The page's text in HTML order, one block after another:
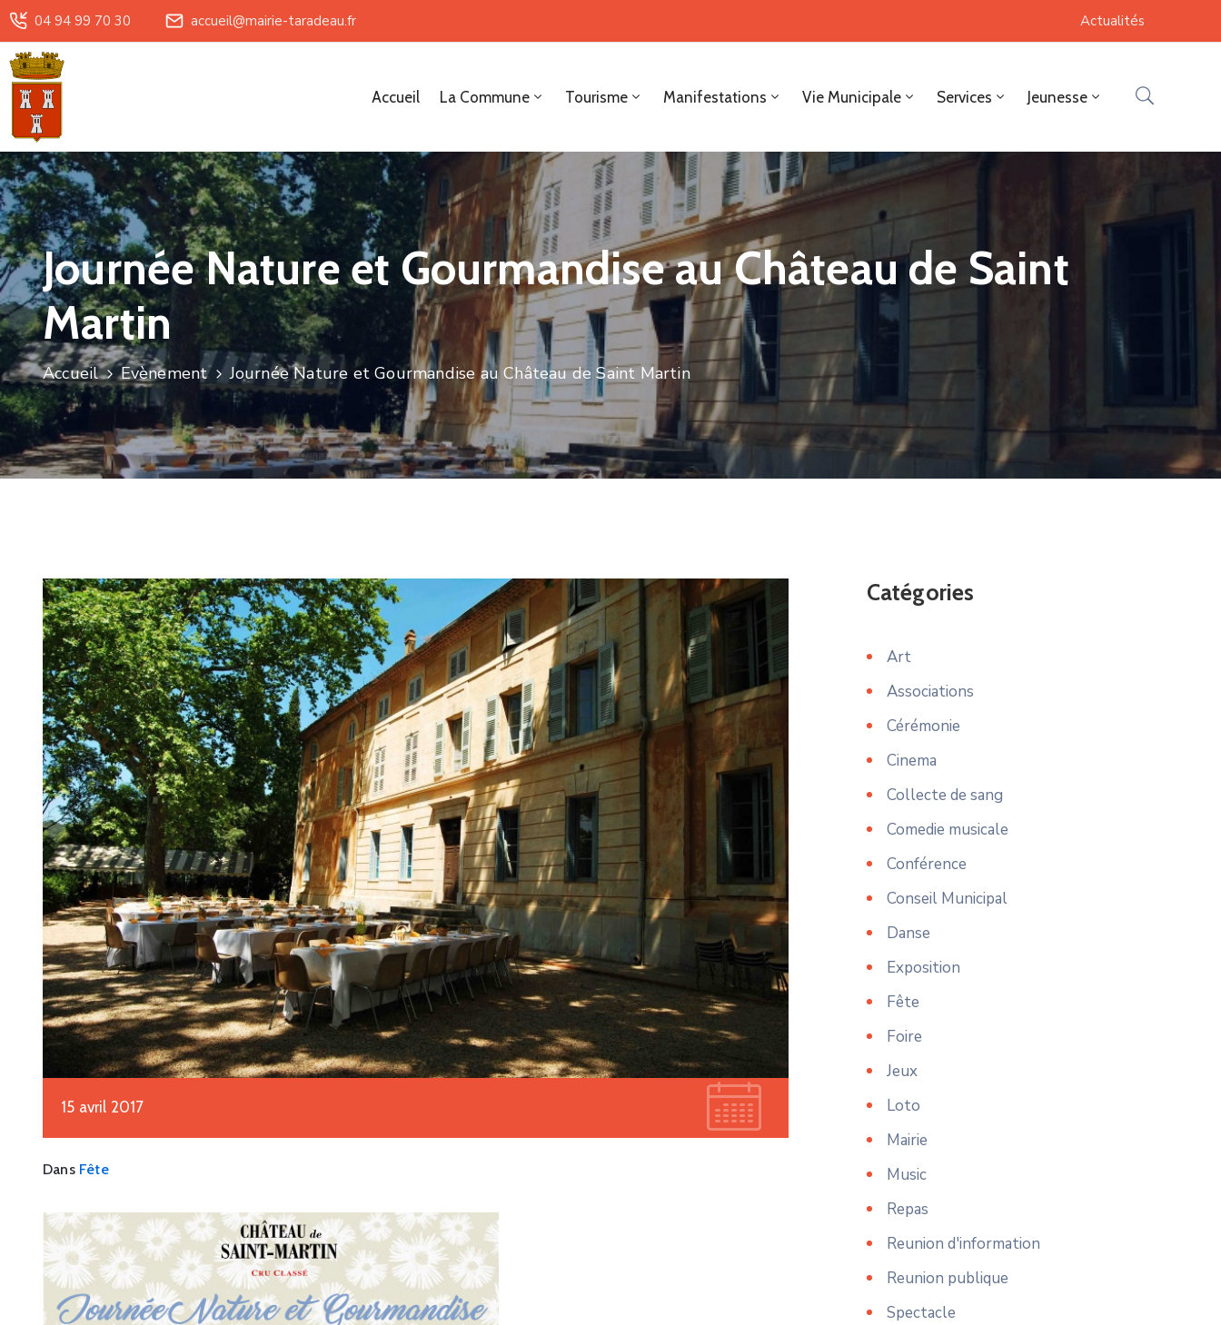
04 94 99 70 30 accueil@mairie-taradeau.fr Actualités
Accueil La Commune Tourisme Manifestations Vie Municipale Services Jeunesse
Journée Nature et Gourmandise au Château de Saint
Martin
Accueil Evènement Journée Nature et Gourmandise au Château de Saint Martin
15 avril 2017
Dans Fête
Catégories
Art
Associations
Cérémonie
Cinema
Collecte de sang
Comedie musicale
Conférence
Conseil Municipal
Danse
Exposition
Fête
Foire
Jeux
Loto
Mairie
Music
Repas
Reunion d'information
Reunion publique
Spectacle